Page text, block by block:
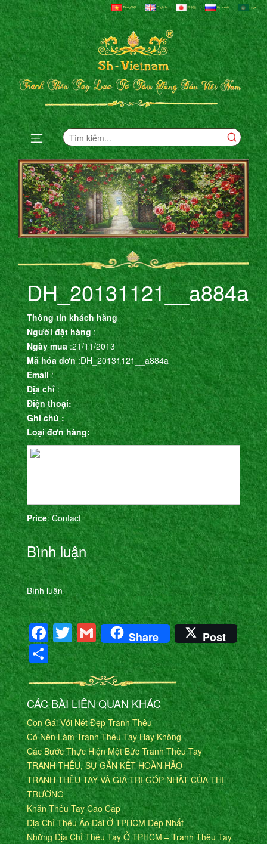
Tiếng Việt English 日本語 Русский العربية
DH_20131121__a884a
Thông tin khách hàng
Người đặt hàng:
Ngày mua:21/11/2013
Mã hóa đơn:DH_20131121__a884a
Email:
Địa chỉ:
Điện thoại:
Ghi chú :
Loại đơn hàng:
Price: Contact
Bình luận
Bình luận
Facebook
Twitter
Gmail
Share Post
Share
CÁC BÀI LIÊN QUAN KHÁC
Con Gái Với Nét Đẹp Tranh Thêu
Có Nên Làm Tranh Thêu Tay Hay Không
Các Bước Thực Hiện Một Bức Tranh Thêu Tay
TRANH THÊU, SỰ GẮN KẾT HOÀN HẢO
TRANH THÊU TAY VÀ GIÁ TRỊ GÓP NHẬT CỦA THỊ
TRƯỜNG
Khăn Thêu Tay Cao Cấp
Địa Chỉ Thêu Áo Dài Ở TPHCM Đẹp Nhất
Những Địa Chỉ Thêu Tay Ở TPHCM – Tranh Thêu Tay